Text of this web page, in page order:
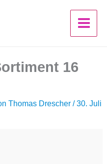
16
Thomas Drescher /30. Juli